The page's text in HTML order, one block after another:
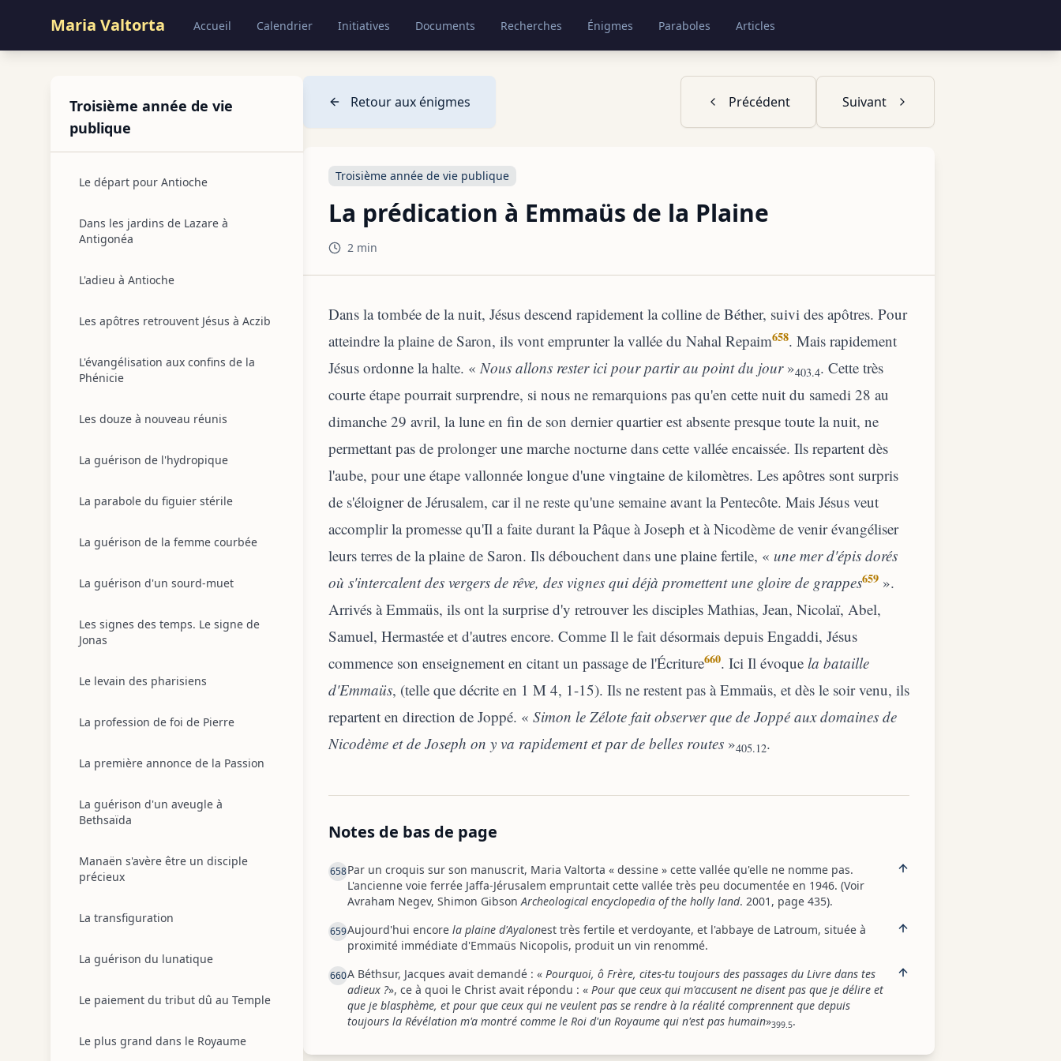
Maria Valtorta Accueil Calendrier Initiatives Documents Recherches Énigmes Paraboles Articles
Troisième année de vie
publique
Le départ pour Antioche
Dans les jardins de Lazare à
Antigonéa
L'adieu à Antioche
Les apôtres retrouvent Jésus à Aczib
L'évangélisation aux confins de la
Phénicie
Les douze à nouveau réunis
La guérison de l'hydropique
La parabole du figuier stérile
La guérison de la femme courbée
La guérison d'un sourd-muet
Les signes des temps. Le signe de
Jonas
Le levain des pharisiens
La profession de foi de Pierre
La première annonce de la Passion
La guérison d'un aveugle à
Bethsaïda
Manaën s'avère être un disciple
précieux
La transfiguration
La guérison du lunatique
Le paiement du tribut dû au Temple
Le plus grand dans le Royaume
Retour aux énigmes Précédent Suivant
Troisième année de vie publique
La prédication à Emmaüs de la Plaine
2 min
Dans la tombée de la nuit, Jésus descend rapidement la colline de Béther, suivi des apôtres. Pour
atteindre la plaine de Saron, ils vont emprunter la vallée du Nahal Repaim658. Mais rapidement
Jésus ordonne la halte. «Nous allons rester ici pour partir au point du jour»403.4. Cette très
courte étape pourrait surprendre, si nous ne remarquions pas qu'en cette nuit du samedi 28 au
dimanche 29 avril, la lune en fin de son dernier quartier est absente presque toute la nuit, ne
permettant pas de prolonger une marche nocturne dans cette vallée encaissée. Ils repartent dès
l'aube, pour une étape vallonnée longue d'une vingtaine de kilomètres. Les apôtres sont surpris
de s'éloigner de Jérusalem, car il ne reste qu'une semaine avant la Pentecôte. Mais Jésus veut
accomplir la promesse qu'Il a faite durant la Pâque à Joseph et à Nicodème de venir évangéliser
leurs terres de la plaine de Saron. Ils débouchent dans une plaine fertile, « une mer d'épis dorés
où s'intercalent des vergers de rêve, des vignes qui déjà promettent une gloire de grappes659 ».
Arrivés à Emmaüs, ils ont la surprise d'y retrouver les disciples Mathias, Jean, Nicolaï, Abel,
Samuel, Hermastée et d'autres encore. Comme Il le fait désormais depuis Engaddi, Jésus
commence son enseignement en citant un passage de l'Écriture660. Ici Il évoque la bataille
d'Emmaüs, (telle que décrite en 1 M 4, 1-15). Ils ne restent pas à Emmaüs, et dès le soir venu, ils
repartent en direction de Joppé. « Simon le Zélote fait observer que de Joppé aux domaines de
Nicodème et de Joseph on y va rapidement et par de belles routes »405.12.
Notes de bas de page
658Par un croquis sur son manuscrit, Maria Valtorta « dessine » cette vallée qu'elle ne nomme pas.
L'ancienne voie ferrée Jaffa-Jérusalem empruntait cette vallée très peu documentée en 1946. (Voir
Avraham Negev, Shimon GibsonArcheological encyclopedia of the holly land. 2001, page 435).
659Aujourd'hui encore la plaine d'Ayalonest très fertile et verdoyante, et l'abbaye de Latroum, située à
proximité immédiate d'Emmaüs Nicopolis, produit un vin renommé.
660A Béthsur, Jacques avait demandé : « Pourquoi, ô Frère, cites-tu toujours des passages du Livre dans tes
adieux ?», ce à quoi le Christ avait répondu : « Pour que ceux qui m'accusent ne disent pas que je délire et
que je blasphème, et pour que ceux qui ne veulent pas se rendre à la réalité comprennent que depuis
toujours la Révélation m'a montré comme le Roi d'un Royaume qui n'est pas humain»399.5.